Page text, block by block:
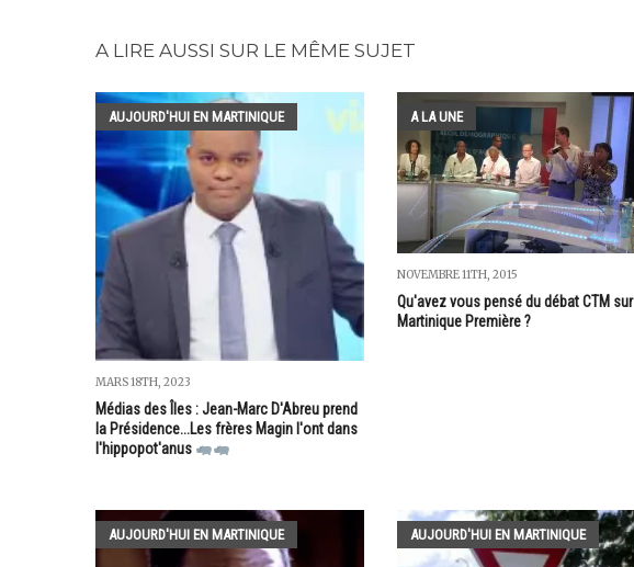
A LIRE AUSSI SUR LE MÊME SUJET
AUJOURD'HUI EN MARTINIQUE
MARS 18TH, 2023
Médias des Îles : Jean-Marc D'Abreu prend
la Présidence...Les frères Magin l'ont dans
l'hippopot'anus
A LA UNE
NOVEMBRE 11TH, 2015
Qu'avez vous pensé du débat CTM sur
Martinique Première ?
AUJOURD'HUI EN MARTINIQUE AUJOURD'HUI EN MARTINIQUE